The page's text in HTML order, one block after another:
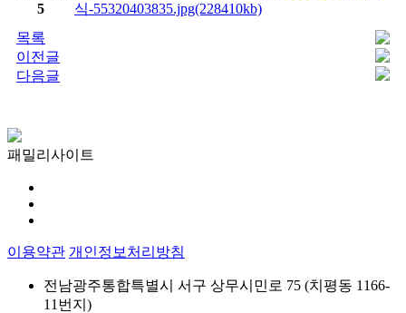
5
식-55320403835.jpg(228410kb)
목록
이전글
다음글
패밀리사이트
이용약관 개인정보처리방침
전남광주통합특별시 서구 상무시민로 75 (치평동 1166-
11번지)